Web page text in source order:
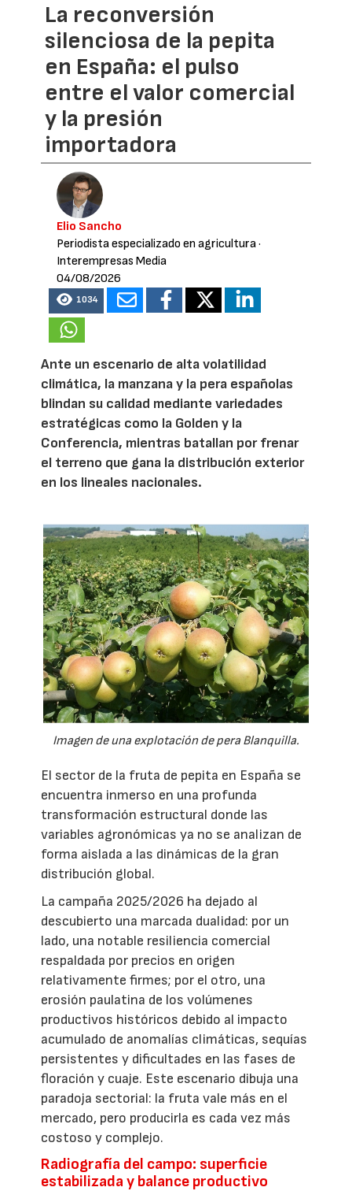
La reconversión
silenciosa de la pepita
en España: el pulso
entre el valor comercial
y la presión
importadora
Elio Sancho
Periodista especializado en agricultura·
Interempresas Media
04/08/2026
1034
Ante un escenario de alta volatilidad
climática, la manzana y la pera españolas
blindan su calidad mediante variedades
estratégicas como la Golden y la
Conferencia, mientras batallan por frenar
el terreno que gana la distribución exterior
en los lineales nacionales.
Imagen de una explotación de pera Blanquilla.
El sector de la fruta de pepita en España se
encuentra inmerso en una profunda
transformación estructural donde las
variables agronómicas ya no se analizan de
forma aislada a las dinámicas de la gran
distribución global.
La campaña 2025/2026 ha dejado al
descubierto una marcada dualidad: por un
lado, una notable resiliencia comercial
respaldada por precios en origen
relativamente firmes; por el otro, una
erosión paulatina de los volúmenes
productivos históricos debido al impacto
acumulado de anomalías climáticas, sequías
persistentes y dificultades en las fases de
floración y cuaje. Este escenario dibuja una
paradoja sectorial: la fruta vale más en el
mercado, pero producirla es cada vez más
costoso y complejo.
Radiografía del campo: superficie
estabilizada y balance productivo